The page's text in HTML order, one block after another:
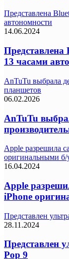
Представлена
автономности
14.06.2024
Представлена
13 часами
AnTuTu выбрала
планшетов
06.02.2026
AnTuTu
Apple разрешила
оригинальными б/
16.04.2024
Apple
iPhone
Представлен
28.11.2024
Представлен
Pop 9